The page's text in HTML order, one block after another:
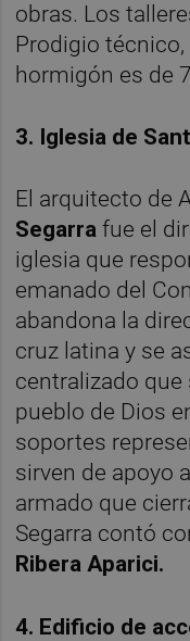
obras. Los
Prodigio
hormigón es de
3. Iglesia de
El arquitecto de
Segarra fue el
iglesia que
emanado del
abandona la
cruz latina y se
centralizado que
pueblo de Dios
soportes
sirven de apoyo
armado que
Segarra contó
Ribera Aparici.
4. Edificio de